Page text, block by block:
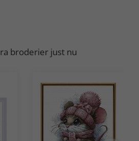
broderier just nu